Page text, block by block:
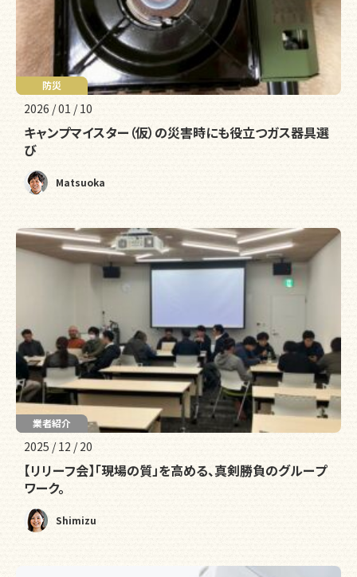
防災
2026 / 01 / 10
キャンプマイスター（仮）の災害時にも役立つガス器具選
び
Matsuoka
業者紹介
2025 / 12 / 20
【リリーフ会】「現場の質」を高める、真剣勝負のグループ
ワーク。
Shimizu